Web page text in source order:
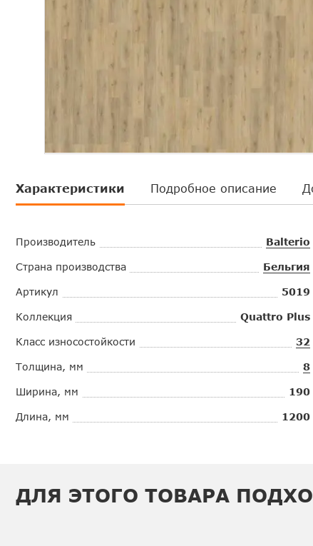
Характеристики Подробное описание
Производитель Balterio
Страна производства Бельгия
Артикул 5019
Коллекция Quattro Plus
Класс износостойкости 32
Толщина, мм 8
Ширина, мм 190
Длина, мм 1200
ДЛЯ ЭТОГО ТОВАРА